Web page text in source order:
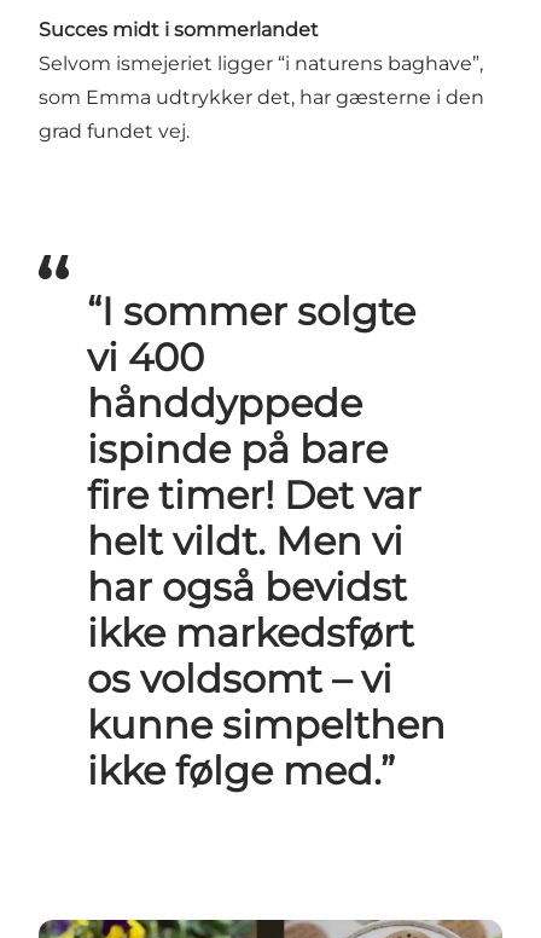
Succes midt i sommerlandet
Selvom ismejeriet ligger “i naturens baghave”,
som Emma udtrykker det, har gæsterne i den
grad fundet vej.
“I sommer solgte
vi 400
hånddyppede
ispinde på bare
fire timer! Det var
helt vildt. Men vi
har også bevidst
ikke markedsført
os voldsomt – vi
kunne simpelthen
ikke følge med.”